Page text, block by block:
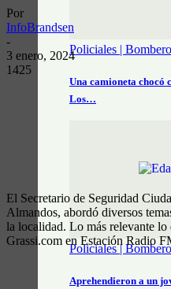
Policiales |
Una camioneta chocó
Los…
Policiales |
Aprehendieron a un
Por
InfoBrandsen
-
3 enero, 2024
1425
El Secretario de Seguridad
Almandos, abordó diversos
la localidad. Lo más relevante lo
Grassi.com en Estación Radio